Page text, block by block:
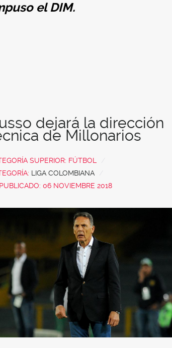
el DIM.
dejará la dirección
de Millonarios
SUPERIOR: FÚTBOL
LIGA COLOMBIANA
PUBLICADO: 06 NOVIEMBRE 2018